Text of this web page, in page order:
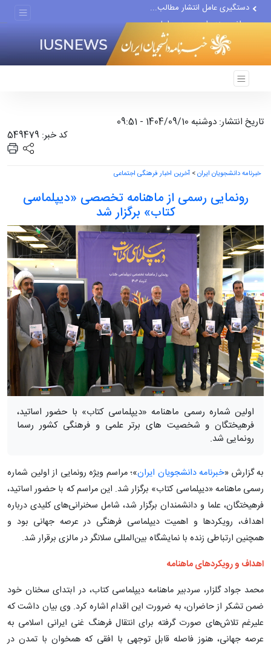
مواضع مزدوران سعودی را با...
ضربه مغزی بیش از ۷۰۰ نظامی...
تاریخ انتشار: دوشنبه 1404/09/10 - 09:51
کد خبر: 549479
خبرنامه دانشجویان ایران> آخرین اخبار فرهنگی اجتماعی
رونمایی رسمی از ماهنامه تخصصی «دیپلماسی
کتاب» برگزار شد
اولین شماره رسمی ماهنامه «دیپلماسی کتاب» با حضور اساتید،
فرهیختگان و شخصیت های برتر علمی و فرهنگی کشور رسما
رونمایی شد.
به گزارش «خبرنامه دانشجویان ایران»؛ مراسم ویژه رونمایی از اولین شماره
رسمی ماهنامه «دیپلماسی کتاب» برگزار شد. این مراسم که با حضور اساتید،
فرهیختگان، علما و دانشمندان برگزار شد، شامل سخنرانی‌های کلیدی درباره
اهداف، رویکردها و اهمیت دیپلماسی فرهنگی در عرصه جهانی بود و
همچنین ارتباطی زنده با نمایشگاه بین‌المللی سلانگر در مالزی برقرار شد.
اهداف و رویکردهای ماهنامه
محمد جواد گلزار، سردبیر ماهنامه دیپلماسی کتاب، در ابتدای سخنان خود
ضمن تشکر از حاضران، به ضرورت این اقدام اشاره کرد. وی بیان داشت که
علیرغم تلاش‌های صورت گرفته برای انتقال فرهنگ غنی ایرانی اسلامی به
عرصه جهانی، هنوز فاصله قابل توجهی با افقی که همخوان با تمدن در